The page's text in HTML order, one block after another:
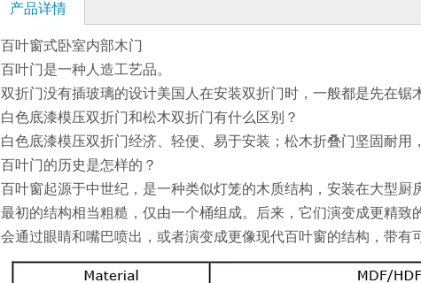
产品详情
百叶窗式卧室内部木门
百叶门是一种人造工艺品。
双折门没有插玻璃的设计美国人在安装双折门时，一般都是先在锯
白色底漆模压双折门和松木双折门有什么区别？
白色底漆模压双折门经济、轻便、易于安装；松木折叠门坚固耐用
百叶门的历史是怎样的？
百叶窗起源于中世纪，是一种类似灯笼的木质结构，安装在大型
最初的结构相当粗糙，仅由一个桶组成。后来，它们演变成更精
会通过眼睛和嘴巴喷出，或者演变成更像现代百叶窗的结构，带有